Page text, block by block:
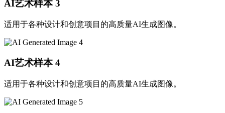
AI艺术样本 3
适用于各种设计和创意项目的高质量AI生成图像。
AI艺术样本 4
适用于各种设计和创意项目的高质量AI生成图像。